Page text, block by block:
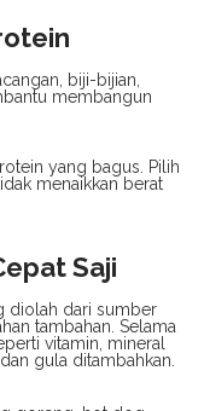
biji-bijian,
membangun
yang bagus. Pilih
menaikkan berat
Saji
diolah dari sumber
tambahan. Selama
vitamin, mineral
gula ditambahkan.